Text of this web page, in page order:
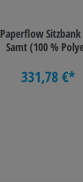
Paperflow Sitzbank
Samt (100 %
331,78 €*